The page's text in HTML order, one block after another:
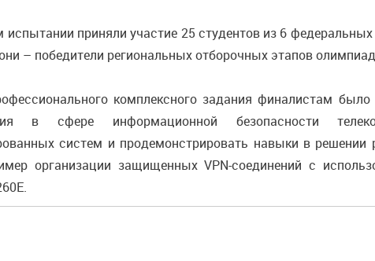
приняли участие 25 студентов из 6 федеральных
– победители региональных отборочных этапов
комплексного задания финалистам было
в сфере информационной безопасности
систем и продемонстрировать навыки в решении
организации защищенных VPN-соединений с